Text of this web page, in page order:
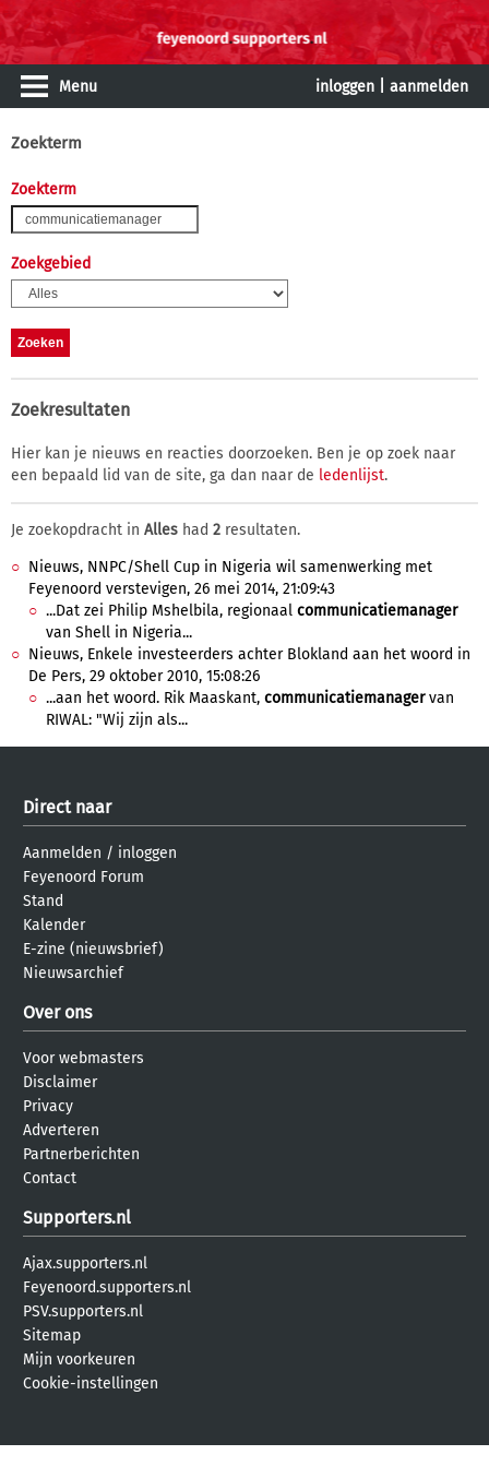
Menu inloggen aanmelden
Zoekterm
Zoekterm
Zoekgebied
Zoekresultaten
Hier kan je nieuws en reacties doorzoeken. Ben je op zoek naar
een bepaald lid van de site, ga dan naar de ledenlijst.
Je zoekopdracht in Alles had 2 resultaten.
Nieuws, NNPC/Shell Cup in Nigeria wil samenwerking met
Feyenoord verstevigen, 26 mei 2014, 21:09:43
...Dat zei Philip Mshelbila, regionaal communicatiemanager
van Shell in Nigeria...
Nieuws, Enkele investeerders achter Blokland aan het woord in
De Pers, 29 oktober 2010, 15:08:26
...aan het woord. Rik Maaskant, communicatiemanagervan
RIWAL: "Wij zijn als...
Direct naar
Aanmelden / inloggen
Feyenoord Forum
Stand
Kalender
E-zine (nieuwsbrief)
Nieuwsarchief
Over ons
Voor webmasters
Disclaimer
Privacy
Adverteren
Partnerberichten
Contact
Supporters.nl
Ajax.supporters.nl
Feyenoord.supporters.nl
PSV.supporters.nl
Sitemap
Mijn voorkeuren
Cookie-instellingen